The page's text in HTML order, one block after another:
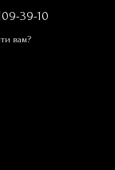
39-10
вам?